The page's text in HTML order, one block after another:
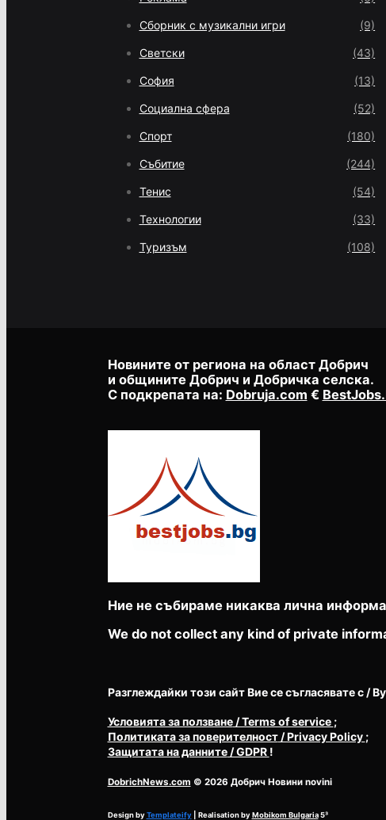
Сборник с музикални игри (9)
Светски (43)
София (13)
Социална сфера (52)
Спорт (180)
Събитие (244)
Тенис (54)
Технологии (33)
Туризъм (108)
Новините от региона на област Добрич
и общините Добрич и Добричка селска.
С подкрепата на: Dobruja.com €
Ние не събираме никаква лична
We do not collect any kind of private
Разглеждайки този сайт Вие се съгласявате с /
Условията за ползване/ Terms of service ;
Политиката за поверителност/ Privacy Policy ;
Защитата на данните/ GDPR !
DobrichNews.com © 2026 Добрич Новини novini
Design byTemplateify| Realisation byMobikom Bulgaria5³